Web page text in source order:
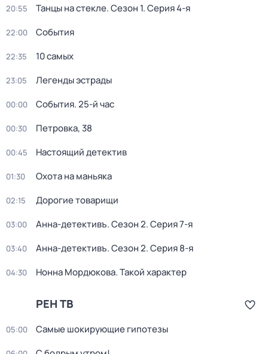
20:55 Танцы на стекле. Сезон 1. Серия 4-я
22:00 События
22:35 10 самых
23:05 Легенды эстрады
00:00 События. 25-й час
00:30 Петровка, 38
00:45 Настоящий детектив
01:30 Охота на маньяка
02:15 Дорогие товарищи
03:00 Анна-детективъ. Сезон 2. Серия 7-я
03:40 Анна-детективъ. Сезон 2. Серия 8-я
04:30 Нонна Мордюкова. Такой характер
РЕН ТВ
05:00 Самые шoкиpующие гипотезы